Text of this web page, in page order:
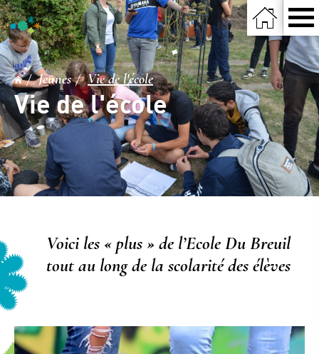
Jeunes Vie de l'école
Vie de l'école
Voici les « plus » de l’Ecole Du Breuil
tout au long de la scolarité des élèves